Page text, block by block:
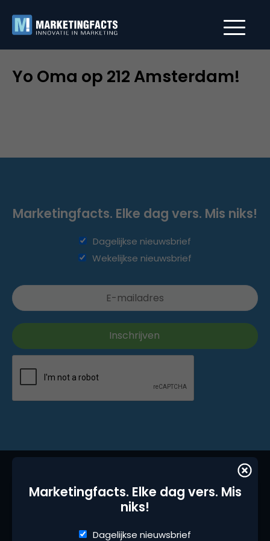
Yo Oma op 212 Amsterdam!
Marketingfacts. Elke dag vers. Mis
niks!
Dagelijkse nieuwsbrief
Marketingfacts. Elke dag vers. Mis niks!
Dagelijkse nieuwsbrief
Wekelijkse nieuwsbrief